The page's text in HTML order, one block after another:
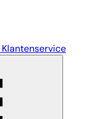
Klantenservice